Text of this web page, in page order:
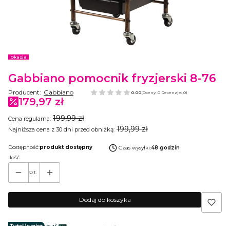
Etykiety
Okazja
Gabbiano pomocnik fryzjerski 8-76
Producent: Gabbiano 0.00(Oceny: 0 Recenzje: 0)
179,97 zł
Cena regularna: 199,99 zł
Najniższa cena z 30 dni przed obniżką: 199,99 zł
Dostępność:produkt dostępny Czas wysyłki:48 godzin
Ilość
szt.
Dodaj do koszyka